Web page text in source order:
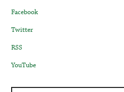
Facebook
Twitter
RSS
YouTube